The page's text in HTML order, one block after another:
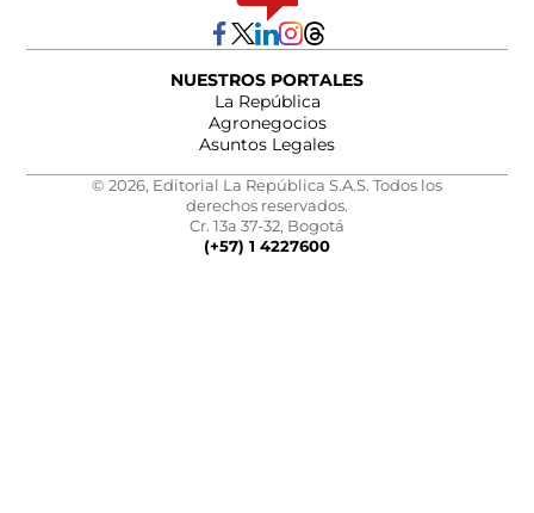
NUESTROS PORTALES
La República
Agronegocios
Asuntos Legales
© 2026, Editorial La República S.A.S. Todos los
derechos reservados.
Cr. 13a 37-32, Bogotá
(+57) 1 4227600